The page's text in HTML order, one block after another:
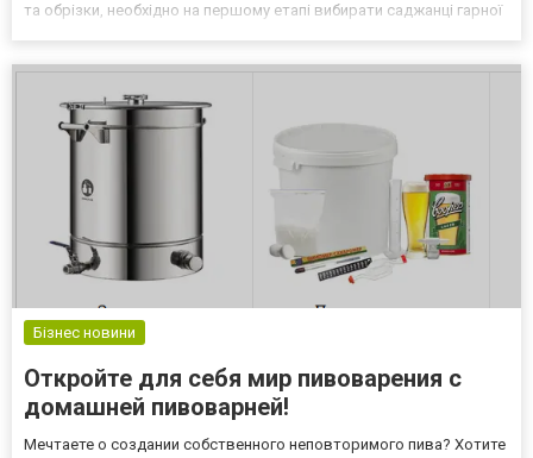
та обрізки, необхідно на першому етапі вибирати саджанці гарної
Бізнес новини
Откройте для себя мир пивоварения с
домашней пивоварней!
Мечтаете о создании собственного неповторимого пива? Хотите